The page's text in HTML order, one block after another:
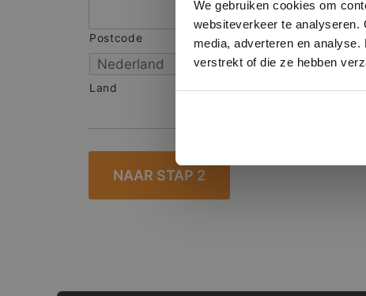
We gebruiken cookies om
websiteverkeer te analyseren.
media, adverteren en
verstrekt of die ze hebben
Postcode
Land